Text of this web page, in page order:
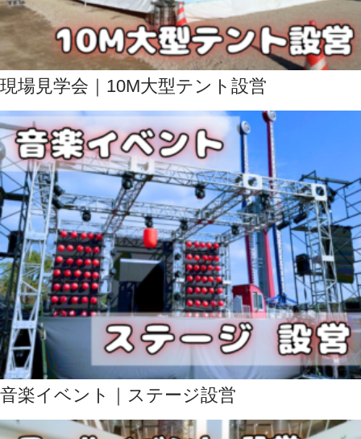
現場見学会｜10M大型テント設営
音楽イベント｜ステージ設営